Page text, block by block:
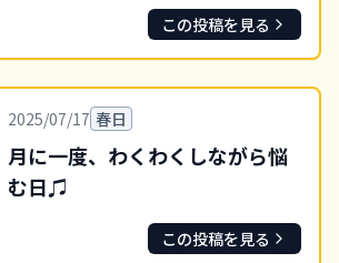
この投稿を見る
2025/07/17 春日
月に一度、わくわくしながら悩
む日♫
この投稿を見る